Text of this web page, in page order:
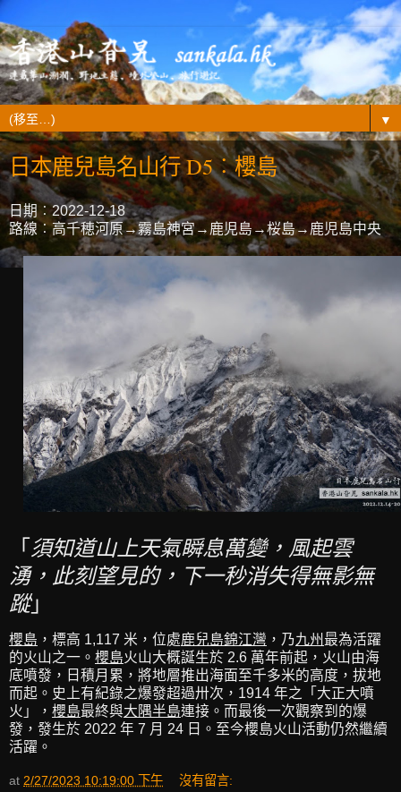
▼
日本鹿兒島名山行 D5︰櫻島
日期︰2022-12-18
路線︰高千穂河原→霧島神宮→鹿児島→桜島→鹿児島中央
「 須知道山上天氣瞬息萬變，風起雲
湧，此刻望見的，下一秒消失得無影無
蹤」
櫻島 ，標高 1,117 米，位處鹿兒島錦江灣 ，乃九州 最為活躍
的火山之一。 櫻島火山大概誕生於 2.6 萬年前起，火山由海
底噴發，日積月累，將地層推出海面至千多米的高度，拔地
而起。史上有紀錄之爆發超過卅次，1914 年之「大正大噴
火」， 櫻島最終與大隅半島連接。而最後一次觀察到的爆
發，發生於 2022 年 7 月 24 日。至今櫻島火山活動仍然繼續
活躍。
at 2/27/2023 10:19:00 下午 沒有留言: